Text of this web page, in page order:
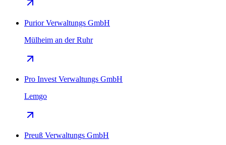
Purior Verwaltungs GmbH
Mülheim an der Ruhr
Pro Invest Verwaltungs GmbH
Lemgo
Preuß Verwaltungs GmbH